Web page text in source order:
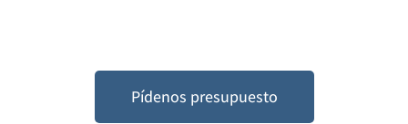
Pídenos presupuesto